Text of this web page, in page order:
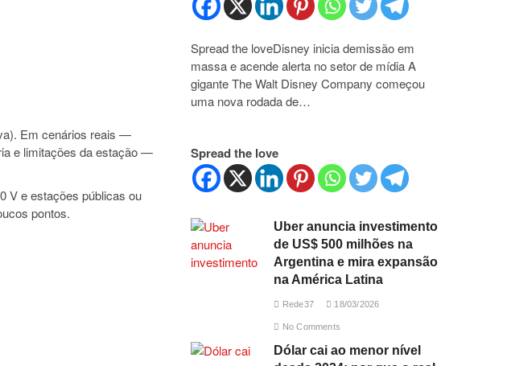
Em cenários reais —
e limitações da estação —
V e estações públicas ou
pontos.
Spread the loveDisney inicia demissão em
massa e acende alerta no setor de mídia A
gigante The Walt Disney Company começou
uma nova rodada de…
Spread the love
Uber anuncia investimento
de US$ 500 milhões na
Argentina e mira expansão
na América Latina
Rede37 18/03/2026
No Comments
Dólar cai ao menor nível